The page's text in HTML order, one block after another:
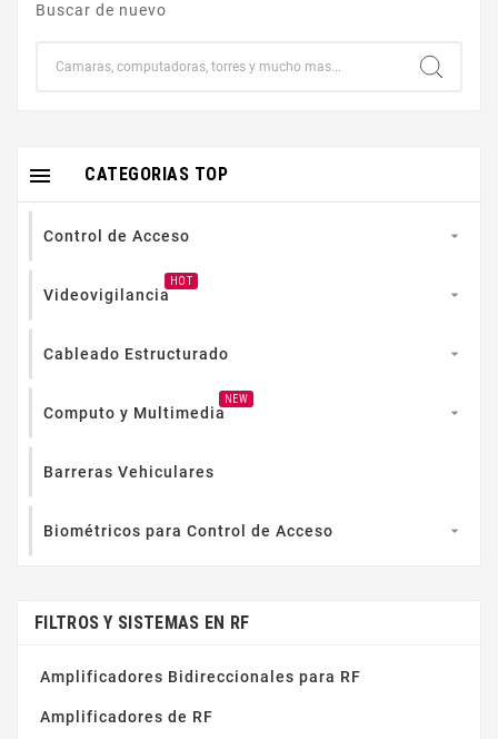
Buscar de nuevo
CATEGORIAS TOP

Control de Acceso 
Videovigilancia
HOT

Cableado Estructurado 
Computo y Multimedia
NEW

Barreras Vehiculares
Biométricos para Control de Acceso 
FILTROS Y SISTEMAS EN RF
Amplificadores Bidireccionales para RF
Amplificadores de RF